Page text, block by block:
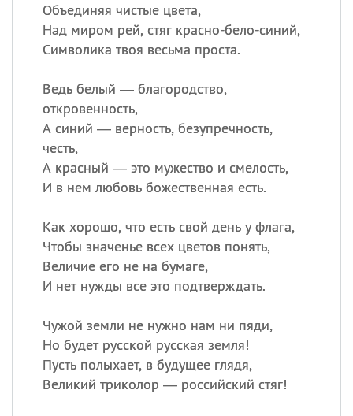
Объединяя чистые цвета,
Над миром рей, стяг красно-бело-синий,
Символика твоя весьма проста.
Ведь белый — благородство,
откровенность,
А синий — верность, безупречность,
честь,
А красный — это мужество и смелость,
И в нем любовь божественная есть.
Как хорошо, что есть свой день у флага,
Чтобы значенье всех цветов понять,
Величие его не на бумаге,
И нет нужды все это подтверждать.
Чужой земли не нужно нам ни пяди,
Но будет русской русская земля!
Пусть полыхает, в будущее глядя,
Великий триколор — российский стяг!